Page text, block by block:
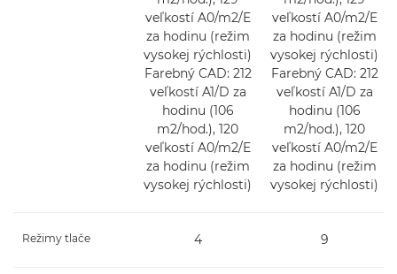
veľkostí A0/m2/E
za hodinu (režim
vysokej rýchlosti)
Farebný CAD: 212
veľkostí A1/D za
hodinu (106
m2/hod.), 120
veľkostí A0/m2/E
za hodinu (režim
vysokej rýchlosti)
veľkostí A0/m2/E
za hodinu (režim
vysokej rýchlosti)
Farebný CAD: 212
veľkostí A1/D za
hodinu (106
m2/hod.), 120
veľkostí A0/m2/E
za hodinu (režim
vysokej rýchlosti)
Režimy tlače 4 9